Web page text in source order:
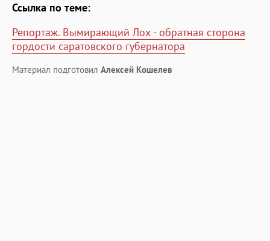
Ссылка по теме:
Репортаж. Вымирающий Лох - обратная сторона
гордости саратовского губернатора
Материал подготовил Алексей Кошелев